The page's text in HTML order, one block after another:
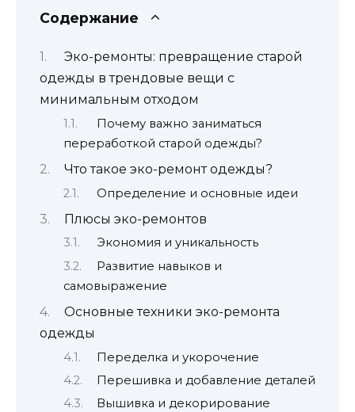
Содержание
Эко-ремонты: превращение старой
одежды в трендовые вещи с
минимальным отходом
Почему важно заниматься
переработкой старой одежды?
Что такое эко-ремонт одежды?
Определение и основные идеи
Плюсы эко-ремонтов
Экономия и уникальность
Развитие навыков и
самовыражение
Основные техники эко-ремонта
одежды
Переделка и укорочение
Перешивка и добавление деталей
Вышивка и декорирование